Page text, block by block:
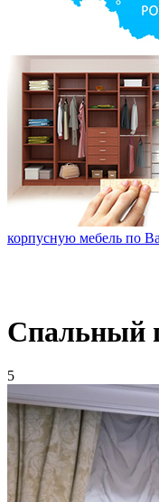
корпусную мебель по
Спальный
5